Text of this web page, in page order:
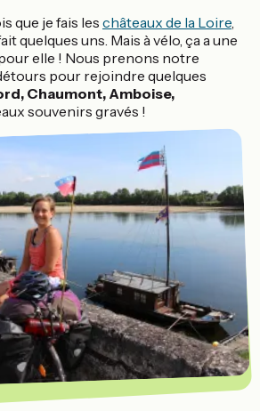
que je fais les châteaux de la Loire
quelques uns. Mais à vélo, ça a une
elle ! Nous prenons notre
pour rejoindre quelques
Chaumont, Amboise,
souvenirs gravés !